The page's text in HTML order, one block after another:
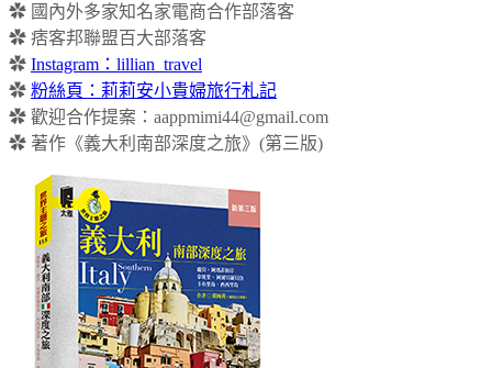
✿ 國內外多家知名家電商合作部落客
✿ 痞客邦聯盟百大部落客
✿ Instagram：lillian_travel
✿ 粉絲頁：莉莉安小貴婦旅行札記
✿ 歡迎合作提案： aappmimi44@gmail.com
✿ 著作《義大利南部深度之旅》(第三版)